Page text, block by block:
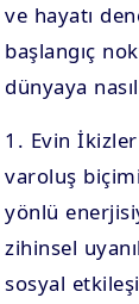
ve hayatı
başlangıç
dünyaya
1. Evin
varoluş
yönlü
zihinsel
sosyal